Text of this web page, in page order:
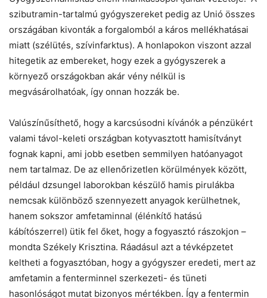
szibutramin-tartalmú gyógyszereket pedig az Unió összes
országában kivonták a forgalomból a káros mellékhatásai
miatt (szélütés, szívinfarktus). A honlapokon viszont azzal
hitegetik az embereket, hogy ezek a gyógyszerek a
környező országokban akár vény nélkül is
megvásárolhatóak, így onnan hozzák be.
Valúszínűsíthető, hogy a karcsúsodni kívánók a pénzükért
valami távol-keleti országban kotyvasztott hamisítványt
fognak kapni, ami jobb esetben semmilyen hatóanyagot
nem tartalmaz. De az ellenőrizetlen körülmények között,
például dzsungel laborokban készülő hamis pirulákba
nemcsak különböző szennyezett anyagok kerülhetnek,
hanem sokszor amfetaminnal (élénkítő hatású
kábítószerrel) ütik fel őket, hogy a fogyasztó rászokjon –
mondta Székely Krisztina. Ráadásul azt a tévképzetet
keltheti a fogyasztóban, hogy a gyógyszer eredeti, mert az
amfetamin a fenterminnel szerkezeti- és tüneti
hasonlóságot mutat bizonyos mértékben. Így a fentermin